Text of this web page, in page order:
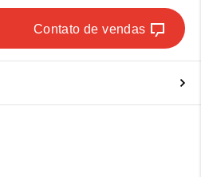
Contato de vendas